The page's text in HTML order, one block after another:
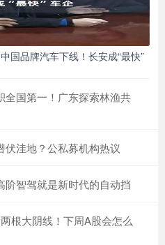
国品牌汽车下线！长安成“最快”
全国第一！广东探索林渔共
伏洼地？公私募机构热议
阶智驾就是新时代的自动挡
根大阴线！下周A股会怎么